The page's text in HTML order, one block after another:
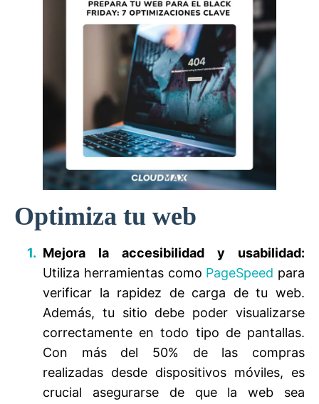
Optimiza tu web
Mejora la accesibilidad y usabilidad:
Utiliza herramientas como PageSpeed para
verificar la rapidez de carga de tu web.
Además, tu sitio debe poder visualizarse
correctamente en todo tipo de pantallas.
Con más del 50% de las compras
realizadas desde dispositivos móviles, es
crucial asegurarse de que la web sea